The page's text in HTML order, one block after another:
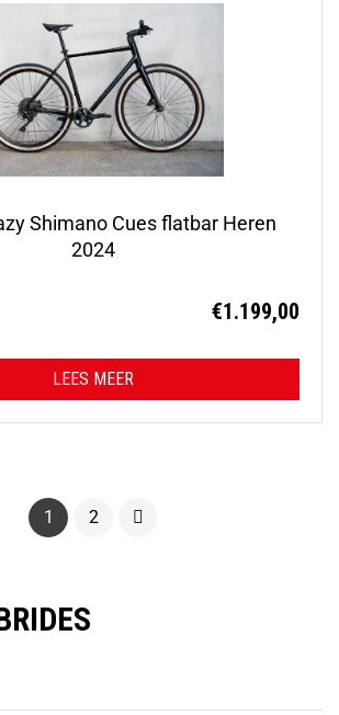
Shimano Cues flatbar Heren
2024
€1.199,00
LEES MEER
1 2